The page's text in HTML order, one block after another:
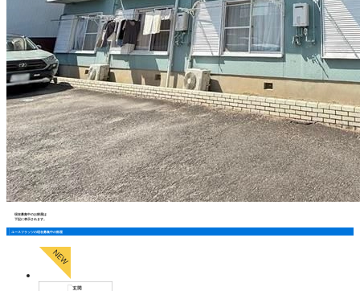
現在募集中のお部屋は
下記に表示されます。
ユースフラッツの現在募集中の部屋